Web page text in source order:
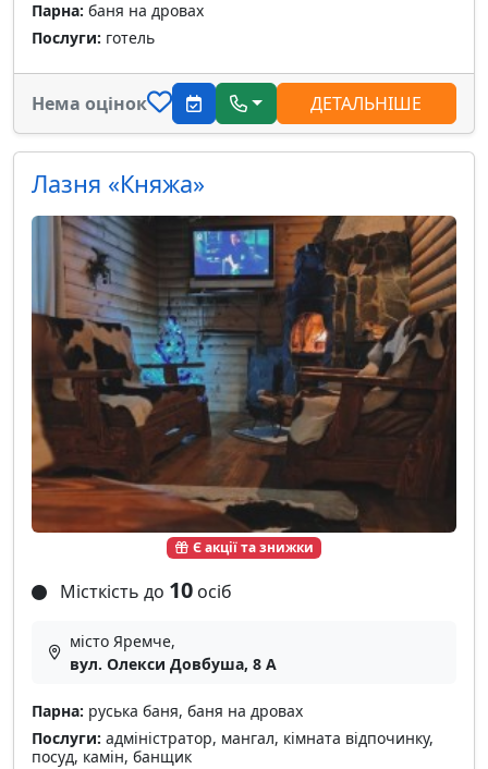
Парна: баня на дровах
Послуги: готель
Нема оцінок ДЕТАЛЬНІШЕ
Є акції та знижки
Лазня «Княжа»
Місткість до 10 осіб
місто Яремче,
вул. Олекси Довбуша, 8 А
Парна: руська баня, баня на дровах
Послуги: адміністратор, мангал, кімната відпочинку,
посуд, камін, банщик